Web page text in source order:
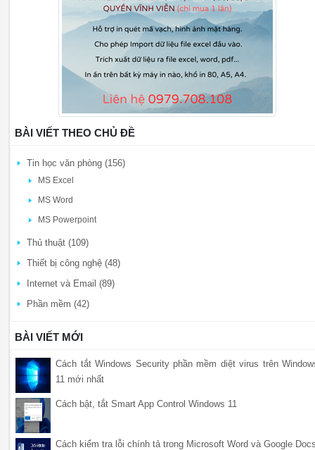
BÀI VIẾT THEO CHỦ ĐỀ
Tin học văn phòng (156)
MS Excel
MS Word
MS Powerpoint
Thủ thuật (109)
Thiết bị công nghệ (48)
Internet và Email (89)
Phần mềm (42)
BÀI VIẾT MỚI
Cách tắt Windows Security phần mềm diệt virus trên
11 mới nhất
Cách bật, tắt Smart App Control Windows 11
Cách kiểm tra lỗi chính tả trong Microsoft Word và Google